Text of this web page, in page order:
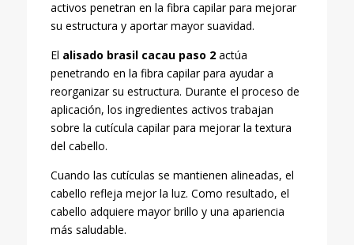
activos penetran en la fibra capilar para mejorar
su estructura y aportar mayor suavidad.
El alisado brasil cacau paso 2actúa
penetrando en la fibra capilar para ayudar a
reorganizar su estructura. Durante el proceso de
aplicación, los ingredientes activos trabajan
sobre la cutícula capilar para mejorar la textura
del cabello.
Cuando las cutículas se mantienen alineadas, el
cabello refleja mejor la luz. Como resultado, el
cabello adquiere mayor brillo y una apariencia
más saludable.